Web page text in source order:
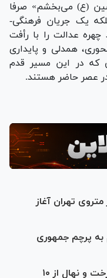
(ع) می‌بخشم» صرفا
یک جریان فرهنگی-
عدالت را با رأفت
همدلی و پایداری
که در این مسیر قدم
عصر حاضر هستند.
تهران آغاز
به پرچم جمهوری
کاشت بیش از ۷۰ هزار اصله درخت و نهال از ۱۰